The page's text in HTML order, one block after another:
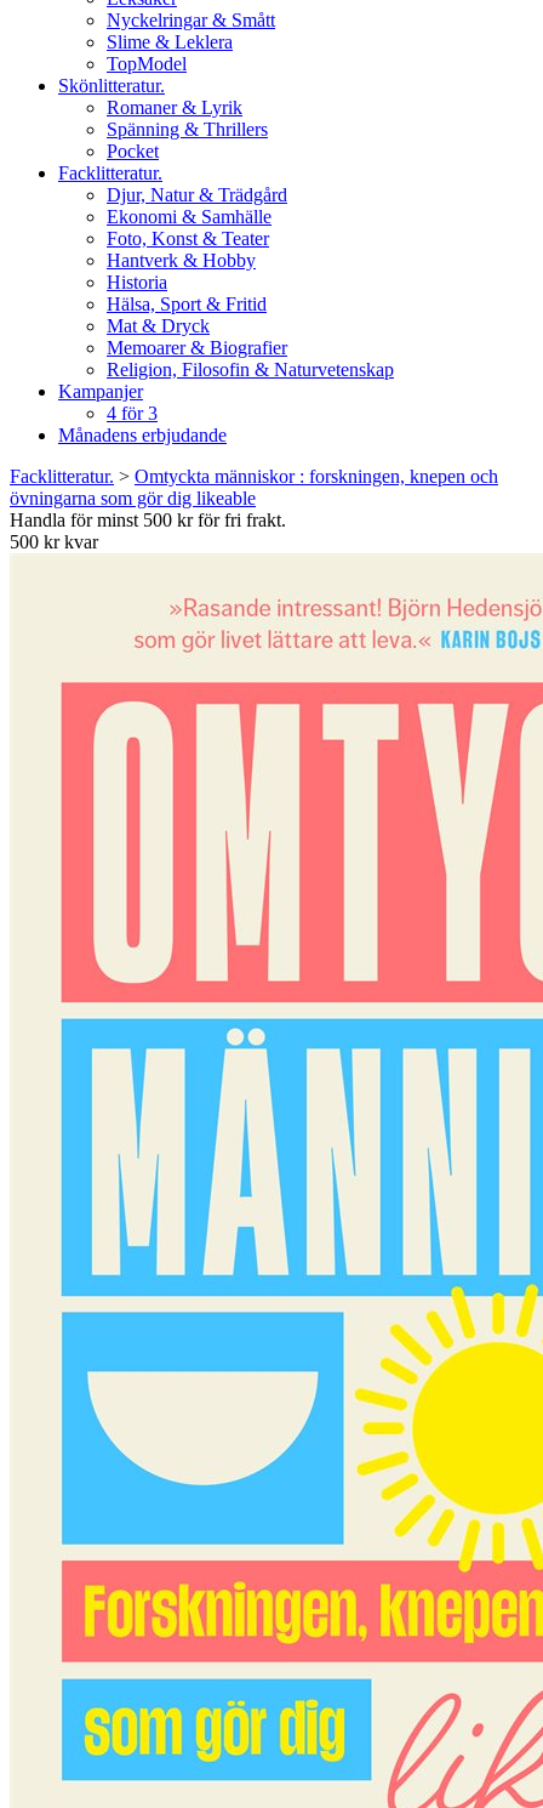
Nyckelringar & Smått
Slime & Leklera
TopModel
Skönlitteratur.
Romaner & Lyrik
Spänning & Thrillers
Pocket
Facklitteratur.
Djur, Natur & Trädgård
Ekonomi & Samhälle
Foto, Konst & Teater
Hantverk & Hobby
Historia
Hälsa, Sport & Fritid
Mat & Dryck
Memoarer & Biografier
Religion, Filosofin & Naturvetenskap
Kampanjer
4 för 3
Månadens erbjudande
Facklitteratur. > Omtyckta människor : forskningen, knepen och
övningarna som gör dig likeable
Handla för minst 500 kr för fri frakt.
500 kr kvar